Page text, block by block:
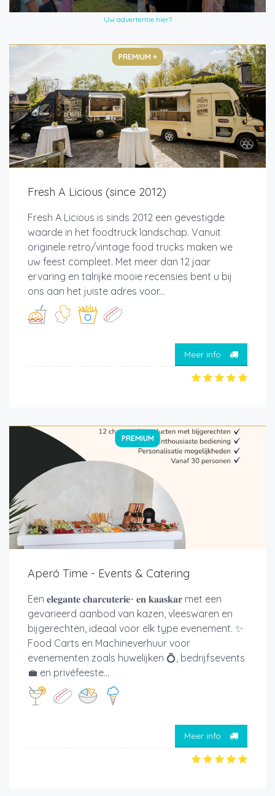
Uw advertentie hier?
PREMIUM +
Fresh A Licious (since 2012)
Fresh A Licious is sinds 2012 een gevestigde
waarde in het foodtruck landschap. Vanuit
originele retro/vintage food trucks maken we
uw feest compleet. Met meer dan 12 jaar
ervaring en talrijke mooie recensies bent u bij
ons aan het juiste adres voor...
Meer info
PREMIUM
Aperó Time - Events & Catering
Een 𝐞𝐥𝐞𝐠𝐚𝐧𝐭𝐞 𝐜𝐡𝐚𝐫𝐜𝐮𝐭𝐞𝐫𝐢𝐞- 𝐞𝐧 𝐤𝐚𝐚𝐬𝐤𝐚𝐫 met een
gevarieerd aanbod van kazen, vleeswaren en
bijgerechten, ideaal voor elk type evenement. ✨
Food Carts en Machineverhuur voor
evenementen zoals huwelijken 💍, bedrijfsevents
💼 en privéfeeste...
Meer info